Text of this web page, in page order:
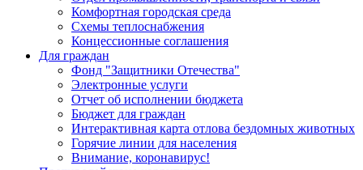
Комфортная городская среда
Схемы теплоснабжения
Концессионные соглашения
Для граждан
Фонд "Защитники Отечества"
Электронные услуги
Отчет об исполнении бюджета
Бюджет для граждан
Интерактивная карта отлова бездомных животных
Горячие линии для населения
Внимание, коронавирус!